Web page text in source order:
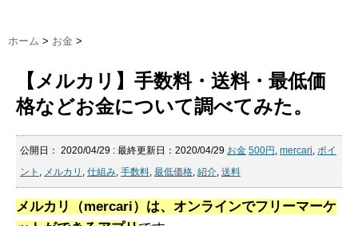
ホーム > お金 >
【メルカリ】手数料・送料・最低価
格などお金について調べてみた。
公開日： 2020/04/29 : 最終更新日：2020/04/29 お金 500円 , mercari, ポイ
ント , メルカリ , 仕組み, 手数料, 最低価格, 紹介, 送料
メルカリ（mercari）は、オンラインでフリーマーケ